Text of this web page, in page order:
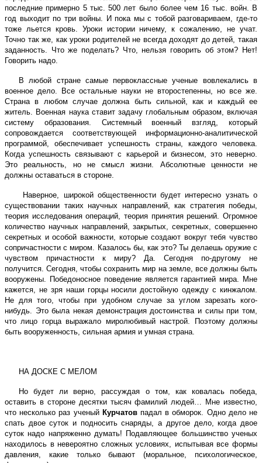
последние примерно 5 тыс. 500 лет было более чем 16 тыс. войн. В
год выходит по три войны. И пока мы с тобой разговариваем, где-то
тоже льется кровь. Уроки истории ничему, к сожалению, не учат.
Точно так же, как уроки родителей не всегда доходят до детей, такая
заданность. Что же поделать? Что, нельзя говорить об этом? Нет!
Говорить надо.
В любой стране самые первоклассные ученые вовлекались в
военное дело. Все остальные науки не второстепенны, но все же.
Страна в любом случае должна быть сильной, как и каждый ее
житель. Военная наука ставит задачу глобальным образом, включая
систему образования. Системный военный взгляд, который
сопровождается соответствующей информационно-аналитической
программой, обеспечивает успешность страны, каждого человека.
Когда успешность связывают с карьерой и бизнесом, это неверно.
Это реальность, но не смысл жизни. Абсолютные ценности не
должны оставаться в стороне.
Наверное, широкой общественности будет интересно узнать о
существовании таких научных направлений, как стратегия победы,
теория исследования операций, теория принятия решений. Огромное
количество научных направлений, закрытых, секретных, совершенно
секретных и особой важности, которые создают вокруг тебя чувство
сопричастности с миром. Казалось бы, как это? Ты делаешь оружие с
чувством причастности к миру? Да. Сегодня по-другому не
получится. Сегодня, чтобы сохранить мир на земле, все должны быть
вооружены. Победоносное поведение является гарантией мира. Мне
кажется, не зря наши горцы носили достойную одежду с кинжалом.
Не для того, чтобы при удобном случае за углом зарезать кого-
нибудь. Это была некая демонстрация достоинства и силы при том,
что лицо горца выражало миролюбивый настрой. Поэтому должны
быть вооруженность, сильная армия и умная страна.
НА ДОСКЕ С МЕЛОМ
Но будет ли верно, рассуждая о том, как ковалась победа,
оставить в стороне десятки тысяч фамилий людей… Мне известно,
что несколько раз ученый Курчатовпадал в обморок. Одно дело не
спать двое суток и подносить снаряды, а другое дело, когда двое
суток надо напряженно думать! Подавляющее большинство ученых
находилось в невероятно сложных условиях, испытывая все формы
давления, какие только бывают (моральное, психологическое,